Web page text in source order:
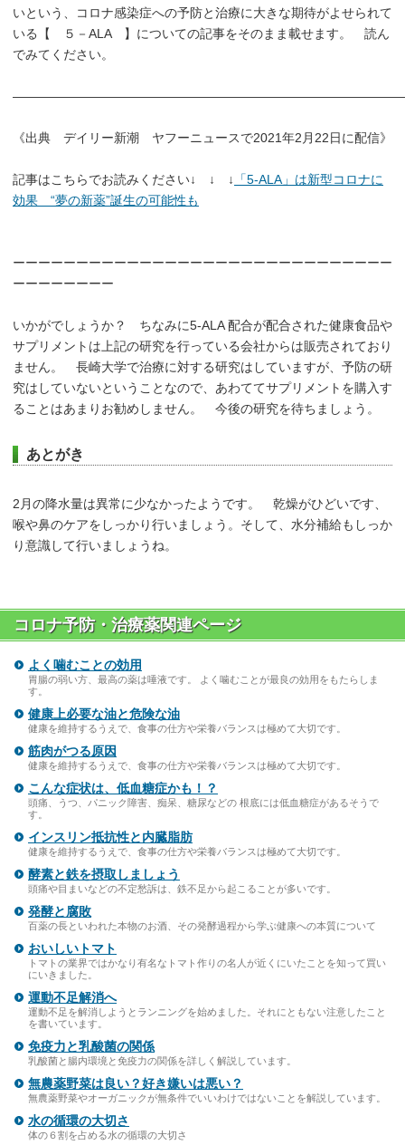
いという、コロナ感染症への予防と治療に大きな期待がよせられて
いる【 ５－ALA 】についての記事をそのまま載せます。 読ん
でみてください。
《出典 デイリー新潮 ヤフーニュースで2021年2月22日に配信》
記事はこちらでお読みください↓ ↓ ↓
「5-ALA」は新型コロナに
効果 “夢の新薬”誕生の可能性も
ーーーーーーーーーーーーーーーーーーーーーーーーーーーーーー
ーーーーーーーー
いかがでしょうか？ ちなみに5-ALA 配合が配合された健康食品や
サプリメントは上記の研究を行っている会社からは販売されており
ません。 長崎大学で治療に対する研究はしていますが、予防の研
究はしていないということなので、あわててサプリメントを購入す
ることはあまりお勧めしません。 今後の研究を待ちましょう。
あとがき
2月の降水量は異常に少なかったようです。 乾燥がひどいです、
喉や鼻のケアをしっかり行いましょう。そして、水分補給もしっか
り意識して行いましょうね。
コロナ予防・治療薬関連ページ
よく噛むことの効用
胃腸の弱い方、最高の薬は唾液です。 よく噛むことが最良の効用をもたらしま
す。
健康上必要な油と危険な油
健康を維持するうえで、食事の仕方や栄養バランスは極めて大切です。
筋肉がつる原因
健康を維持するうえで、食事の仕方や栄養バランスは極めて大切です。
こんな症状は、低血糖症かも！？
頭痛、うつ、パニック障害、痴呆、糖尿などの 根底には低血糖症があるそうで
す。
インスリン抵抗性と内臓脂肪
健康を維持するうえで、食事の仕方や栄養バランスは極めて大切です。
酵素と鉄を摂取しましょう
頭痛や目まいなどの不定愁訴は、鉄不足から起こることが多いです。
発酵と腐敗
百薬の長といわれた本物のお酒、その発酵過程から学ぶ健康への本質について
おいしいトマト
トマトの業界ではかなり有名なトマト作りの名人が近くにいたことを知って買い
にいきました。
運動不足解消へ
運動不足を解消しようとランニングを始めました。それにともない注意したこと
を書いています。
免疫力と乳酸菌の関係
乳酸菌と腸内環境と免疫力の関係を詳しく解説しています。
無農薬野菜は良い？好き嫌いは悪い？
無農薬野菜やオーガニックが無条件でいいわけではないことを解説しています。
水の循環の大切さ
体の６割を占める水の循環の大切さ